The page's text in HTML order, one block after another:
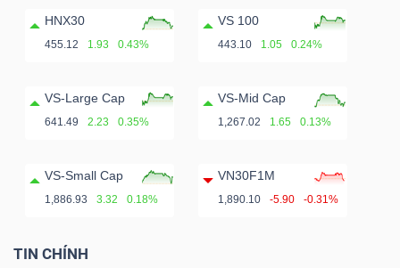
HNX30
455.12 1.93 0.43%
VS 100
443.10 1.05 0.24%
VS-Large Cap
641.49 2.23 0.35%
VS-Mid Cap
1,267.02 1.65 0.13%
VS-Small Cap
1,886.93 3.32 0.18%
VN30F1M
1,890.10 -5.90 -0.31%
TIN CHÍNH